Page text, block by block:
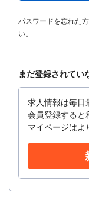
パスワードを忘れた
い。
まだ登録されてい
求人情報は毎日
会員登録すると
マイページはよ